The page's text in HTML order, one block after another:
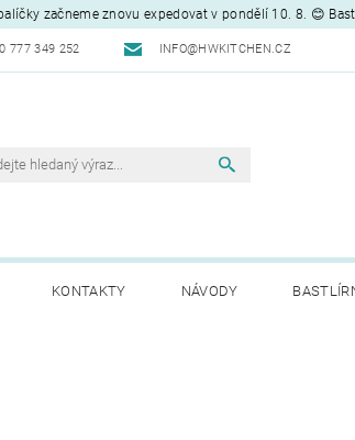
začneme znovu expedovat v pondělí 10. 8. 😊
777 349 252 INFO@HWKITCHEN.CZ
KONTAKTY NÁVODY